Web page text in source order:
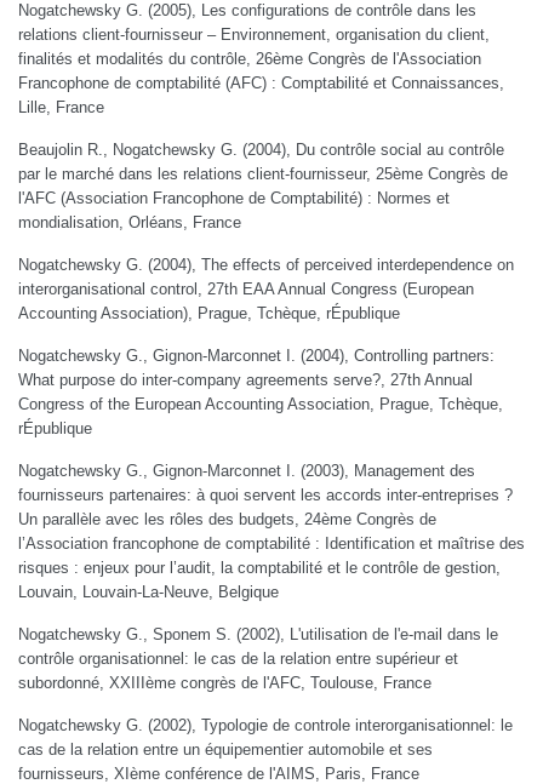
Nogatchewsky G. (2005), Les configurations de contrôle dans les
relations client-fournisseur – Environnement, organisation du client,
finalités et modalités du contrôle, 26ème Congrès de l'Association
Francophone de comptabilité (AFC) : Comptabilité et Connaissances,
Lille, France
Beaujolin R., Nogatchewsky G. (2004), Du contrôle social au contrôle
par le marché dans les relations client-fournisseur, 25ème Congrès de
l'AFC (Association Francophone de Comptabilité) : Normes et
mondialisation, Orléans, France
Nogatchewsky G. (2004), The effects of perceived interdependence on
interorganisational control, 27th EAA Annual Congress (European
Accounting Association), Prague, Tchèque, rÉpublique
Nogatchewsky G., Gignon-Marconnet I. (2004), Controlling partners:
What purpose do inter-company agreements serve?, 27th Annual
Congress of the European Accounting Association, Prague, Tchèque,
rÉpublique
Nogatchewsky G., Gignon-Marconnet I. (2003), Management des
fournisseurs partenaires: à quoi servent les accords inter-entreprises ?
Un parallèle avec les rôles des budgets, 24ème Congrès de
l’Association francophone de comptabilité : Identification et maîtrise des
risques : enjeux pour l’audit, la comptabilité et le contrôle de gestion,
Louvain, Louvain-La-Neuve, Belgique
Nogatchewsky G., Sponem S. (2002), L'utilisation de l'e-mail dans le
contrôle organisationnel: le cas de la relation entre supérieur et
subordonné, XXIIIème congrès de l'AFC, Toulouse, France
Nogatchewsky G. (2002), Typologie de controle interorganisationnel: le
cas de la relation entre un équipementier automobile et ses
fournisseurs, XIème conférence de l'AIMS, Paris, France